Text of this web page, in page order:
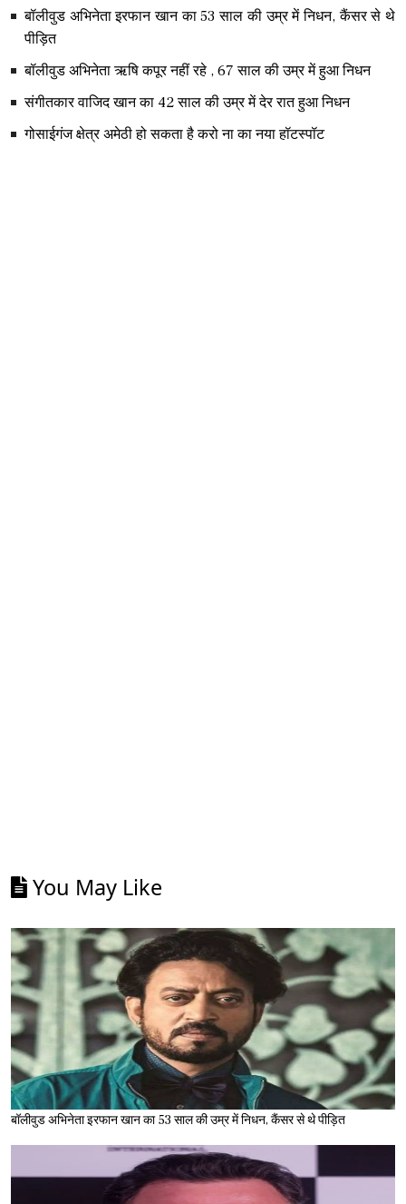
बॉलीवुड अभिनेता इरफान खान का 53 साल की उम्र में निधन, कैंसर से थे
पीड़ित
बॉलीवुड अभिनेता ऋषि कपूर नहीं रहे , 67 साल की उम्र में हुआ निधन
संगीतकार वाजिद खान का 42 साल की उम्र में देर रात हुआ निधन
गोसाईगंज क्षेत्र अमेठी हो सकता है करो ना का नया हॉटस्पॉट
You May Like
बॉलीवुड अभिनेता इरफान खान का 53 साल की उम्र में निधन, कैंसर से थे पीड़ित